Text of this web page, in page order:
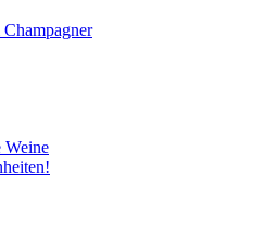
Weine